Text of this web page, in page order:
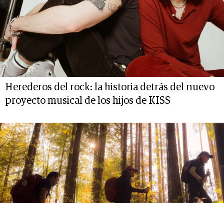
Herederos del rock: la historia detrás del nuevo
proyecto musical de los hijos de KISS